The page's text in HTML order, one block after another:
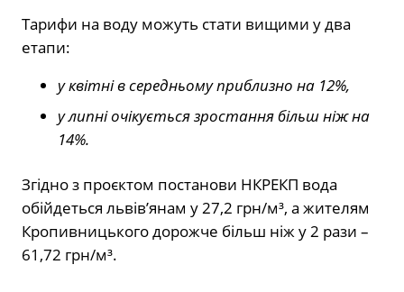
Тарифи на воду можуть стати вищими у два
етапи:
у квітні в середньому приблизно на 12%,
у липні очікується зростання більш ніж на
14%.
Згідно з проєктом постанови НКРЕКП вода
обійдеться львів’янам у 27,2 грн/м³, а жителям
Кропивницького дорожче більш ніж у 2 рази –
61,72 грн/м³.